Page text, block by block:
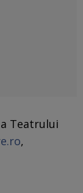
Teatrului
,